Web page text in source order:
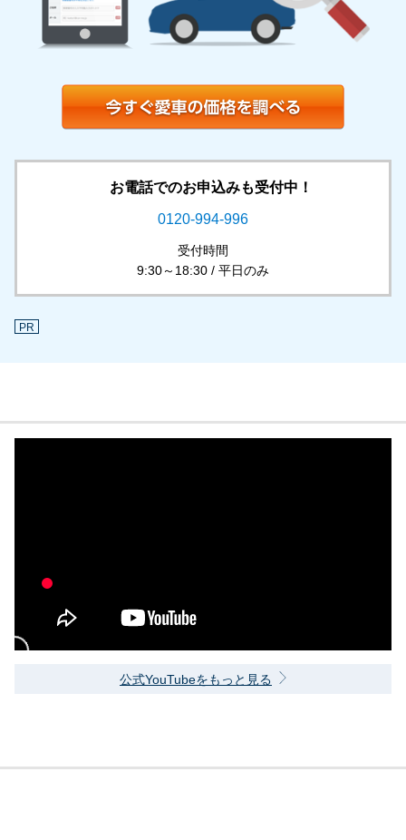
お電話でのお申込みも受付中！
0120-994-996
受付時間
9:30～18:30 / 平日のみ
PR
公式YouTubeをもっと見る